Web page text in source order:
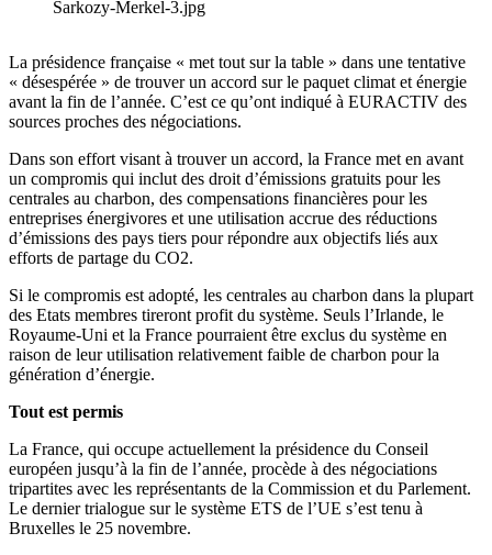
Sarkozy-Merkel-3.jpg
La présidence française « met tout sur la table » dans une tentative
« désespérée » de trouver un accord sur le paquet climat et énergie
avant la fin de l’année. C’est ce qu’ont indiqué à EURACTIV des
sources proches des négociations.
Dans son effort visant à trouver un accord, la France met en avant
un compromis qui inclut des droit d’émissions gratuits pour les
centrales au charbon, des compensations financières pour les
entreprises énergivores et une utilisation accrue des réductions
d’émissions des pays tiers pour répondre aux objectifs liés aux
efforts de partage du CO2.
Si le compromis est adopté, les centrales au charbon dans la plupart
des Etats membres tireront profit du système. Seuls l’Irlande, le
Royaume-Uni et la France pourraient être exclus du système en
raison de leur utilisation relativement faible de charbon pour la
génération d’énergie.
Tout est permis
La France, qui occupe actuellement la présidence du Conseil
européen jusqu’à la fin de l’année, procède à des négociations
tripartites avec les représentants de la Commission et du Parlement.
Le dernier trialogue sur le système ETS de l’UE s’est tenu à
Bruxelles le 25 novembre.